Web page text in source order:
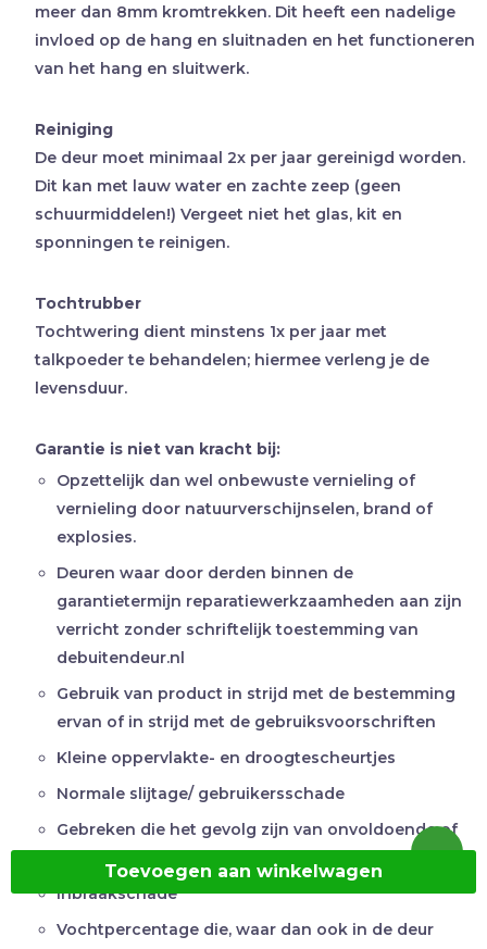
Toevoegen aan winkelwagen
meer dan 8mm kromtrekken. Dit heeft een nadelige
invloed op de hang en sluitnaden en het functioneren
van het hang en sluitwerk.
Reiniging
De deur moet minimaal 2x per jaar gereinigd worden.
Dit kan met lauw water en zachte zeep (geen
schuurmiddelen!) Vergeet niet het glas, kit en
sponningen te reinigen.
Tochtrubber
Tochtwering dient minstens 1x per jaar met
talkpoeder te behandelen; hiermee verleng je de
levensduur.
Garantie is niet van kracht bij:
Opzettelijk dan wel onbewuste vernieling of
vernieling door natuurverschijnselen, brand of
explosies.
Deuren waar door derden binnen de
garantietermijn reparatiewerkzaamheden aan zijn
verricht zonder schriftelijk toestemming van
debuitendeur.nl
Gebruik van product in strijd met de bestemming
ervan of in strijd met de gebruiksvoorschriften
Kleine oppervlakte- en droogtescheurtjes
Normale slijtage/ gebruikersschade
Gebreken die het gevolg zijn van onvoldoende of
Inbraakschade
Vochtpercentage die, waar dan ook in de deur